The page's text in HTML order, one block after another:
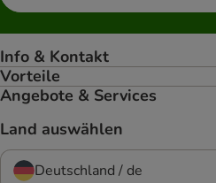
Info & Kontakt
Vorteile
Angebote & Services
Land auswählen
Deutschland / de